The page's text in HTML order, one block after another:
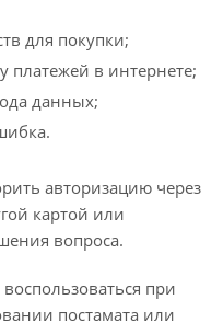
для покупки;
платежей в интернете;
данных;
авторизацию через
картой или
вопроса.
при
постамата или